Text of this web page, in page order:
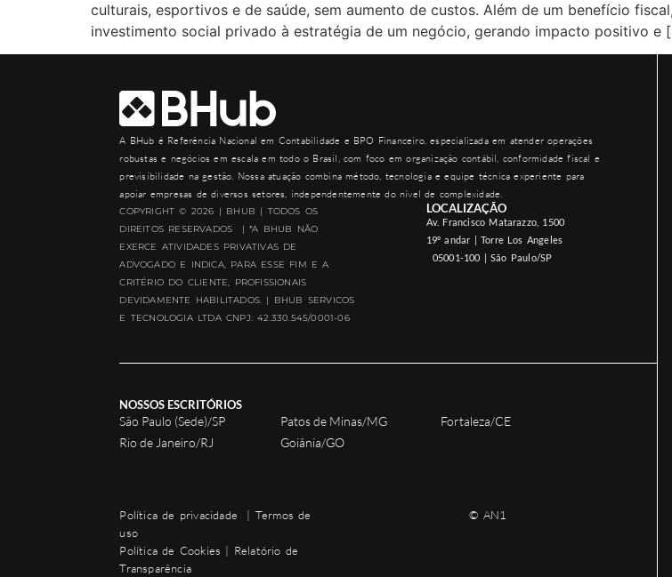
culturais, esportivos e de saúde, sem aumento de custos. Além de um benefício
investimento social privado à estratégia de um negócio, gerando impacto positivo e
A BHub é Referência Nacional em Contabilidade e BPO Financeiro, especializada em atender operações
robustas e negócios em escala em todo o Brasil, com foco em organização contábil, conformidade fiscal e
previsibilidade na gestão. Nossa atuação combina método, tecnologia e equipe técnica experiente para
apoiar empresas de diversos setores, independentemente do nível de complexidade.
COPYRIGHT © 2026 | BHUB | TODOS OS
DIREITOS RESERVADOS | *A BHUB NÃO
EXERCE ATIVIDADES PRIVATIVAS DE
ADVOGADO E INDICA, PARA ESSE FIM E A
CRITÉRIO DO CLIENTE, PROFISSIONAIS
DEVIDAMENTE HABILITADOS. | BHUB SERVICOS
E TECNOLOGIA LTDA CNPJ: 42.330.545/0001-06
LOCALIZAÇÃO
Av. Francisco Matarazzo, 1500
19º andar | Torre Los Angeles
05001-100 | São Paulo/SP
NOSSOS ESCRITÓRIOS
São Paulo (Sede)/SP
Rio de Janeiro/RJ
Patos de Minas/MG
Goiânia/GO
Fortaleza/CE
Política de privacidade | Termos de
uso
Política de Cookies | Relatório de
Transparência
© AN1